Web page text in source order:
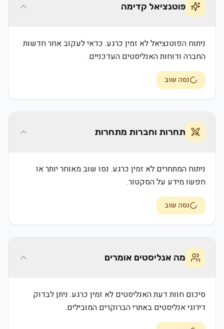
פוטנציאל קדימה
ניתוח הפוטנציאל לא זמין כרגע. כדאי לעקוב אחר חדשות
החברה ודוחות האנליסטים העדכניים.
נסה שוב
תחרות וחברות מתחרות
ניתוח המתחרים לא זמין כרגע. נסו שוב מאוחר יותר או
חפשו מידע על הסקטור.
נסה שוב
מה אנליסטים אומרים
סיכום חוות דעת האנליסטים לא זמין כרגע. ניתן לבדוק
דירוגי אנליסטים באתרי הברוקרים המובילים.